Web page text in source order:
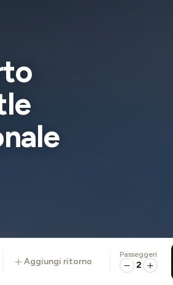
aggiungi ritorno
Passeggeri
2